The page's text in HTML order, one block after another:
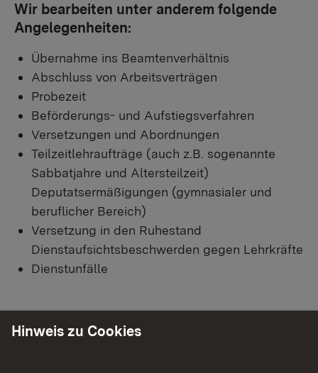
Wir bearbeiten unter anderem folgende
Angelegenheiten:
Übernahme ins Beamtenverhältnis
Abschluss von Arbeitsverträgen
Probezeit
Beförderungs- und Aufstiegsverfahren
Versetzungen und Abordnungen
Teilzeitlehraufträge (auch z.B. sogenannte
Sabbatjahre und Altersteilzeit)
Deputatsermäßigungen (gymnasialer und
beruflicher Bereich)
Versetzung in den Ruhestand
Dienstaufsichtsbeschwerden gegen Lehrkräfte
Dienstunfälle
Hinweis für Lehrkräfte
Hinweis zu Cookies